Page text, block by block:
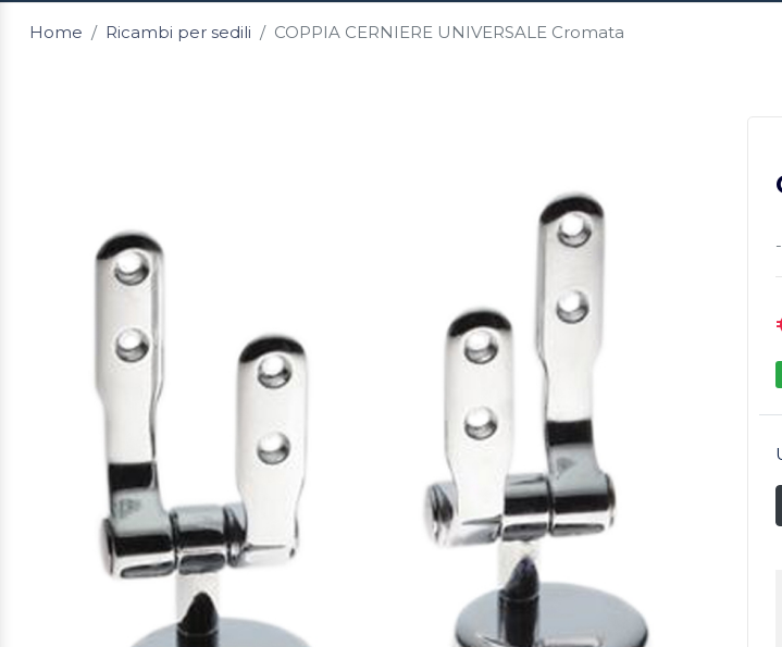
Home Ricambi per sedili COPPIA CERNIERE UNIVERSALE Cromata